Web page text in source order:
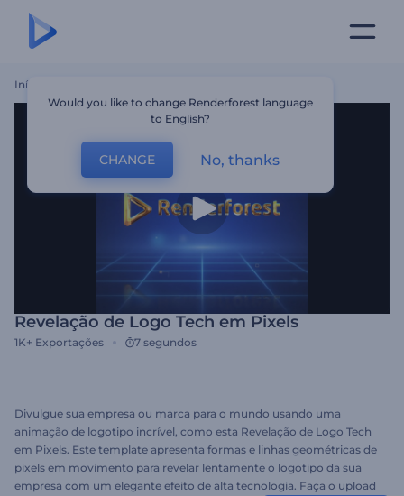
Início
Revelação de Logo Tech em Pixels
1K+ Exportações 7 segundos
Divulgue sua empresa ou marca para o mundo usando uma
animação de logotipo incrível, como esta Revelação de Logo Tech
em Pixels. Este template apresenta formas e linhas geométricas de
pixels em movimento para revelar lentamente o logotipo da sua
empresa com um elegante efeito de alta tecnologia. Faça o upload
Would you like to change Renderforest language
to English?
CHANGE No, thanks